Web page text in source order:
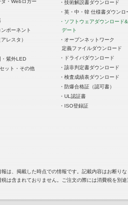
・Webロガー
ポーネント
レスタ）
紫外LED
ット・その他
・技術解説書ダウンロード
・英・中・韓 仕様書ダウンロ
・ソフトウェアダウンロード
デート
・オープンネットワーク
定義ファイルダウンロード
・ドライバダウンロード
・該非判定書ダウンロード
・検査成績表ダウンロード
・防爆合格証（認可書）
・UL認証書
・ISO登録証
は、掲載した時点での情報です。記載内容はお断り
は含まれておりません。ご注文の際には消費税を別